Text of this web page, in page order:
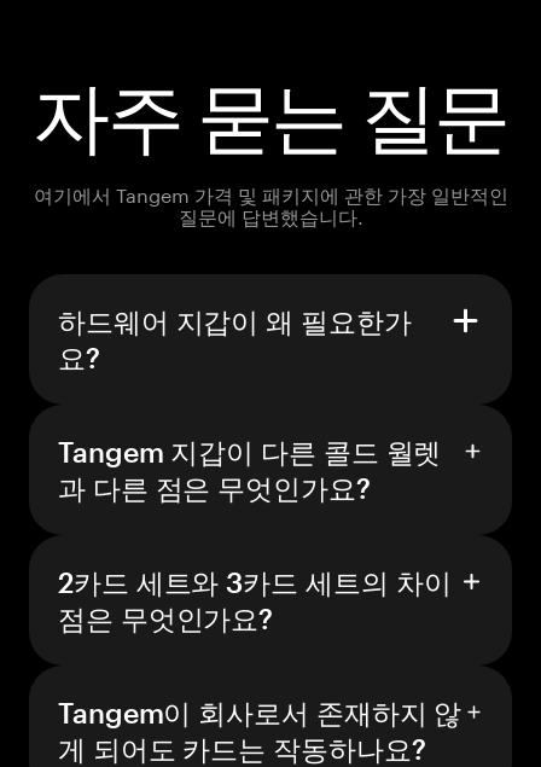
자주 묻는 질문
여기에서 Tangem 가격 및 패키지에 관한 가장 일반적인
질문에 답변했습니다.
하드웨어 지갑이 왜 필요한가
요?
Tangem 지갑이 다른 콜드 월렛
과 다른 점은 무엇인가요?
2카드 세트와 3카드 세트의 차이
점은 무엇인가요?
Tangem이 회사로서 존재하지 않
게 되어도 카드는 작동하나요?